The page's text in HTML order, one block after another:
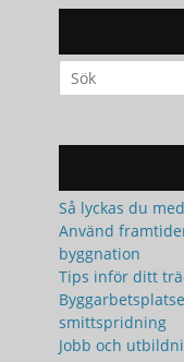
Search
for:
Så lyckas du
Använd
byggnation
Tips inför ditt
smittspridning
Jobb och